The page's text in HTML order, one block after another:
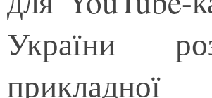
України
прикладної